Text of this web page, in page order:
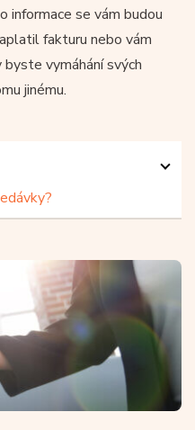
informace se vám budou
fakturu nebo vám
vymáhání svých
jinému.